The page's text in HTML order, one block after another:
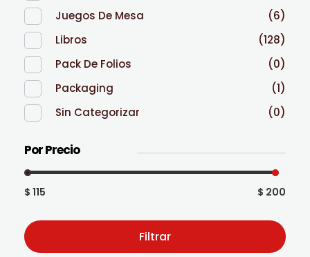
Juegos De Mesa
(6)
Libros
(128)
Pack De Folios
(0)
Packaging
(1)
Sin Categorizar
(0)
Por Precio
$ 115 $ 200
Filtrar